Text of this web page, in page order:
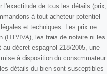
l'exactitude de tous les détails (prix,
à tout acheteur potentiel
et techniques. Les prix ne
(ITP/IVA), les frais de notaire ni les
décret espagnol 218/2005, une
à disposition du consommateur
détails du bien sont susceptibles